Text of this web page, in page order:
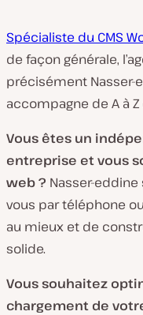
t
:
Spécialiste du CMS
de façon générale,
précisément Nasser-
accompagne de A à
Vous êtes un
entreprise et vous
web ? Nasser-eddine
vous par téléphone
au mieux et de
solide.
Vous souhaitez
chargement de